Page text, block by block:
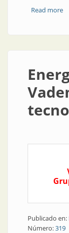
Read more
Publicado en:
Número:319